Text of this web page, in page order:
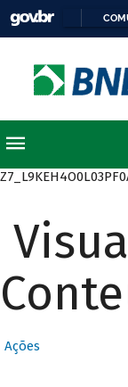
Ações